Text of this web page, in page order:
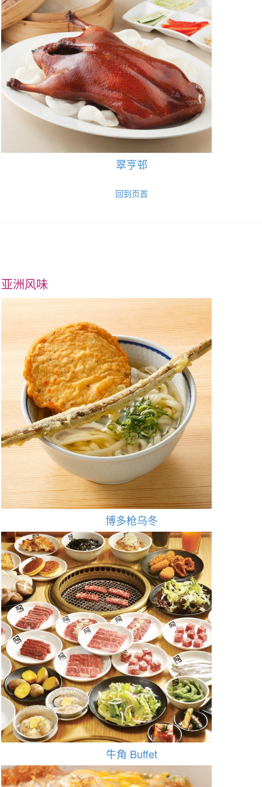
翠亨邨
回到页首
亚洲风味
博多枪乌冬
牛角 Buffet